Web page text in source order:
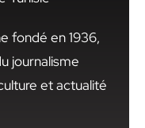
fondé en 1936,
journalisme
et actualité